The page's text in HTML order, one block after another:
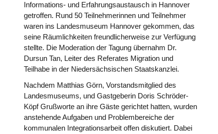
Informations- und Erfahrungsaustausch in Hannover
getroffen. Rund 50 Teilnehmerinnen und Teilnehmer
waren ins Landesmuseum Hannover gekommen, das
seine Räumlichkeiten freundlicherweise zur Verfügung
stellte. Die Moderation der Tagung übernahm Dr.
Dursun Tan, Leiter des Referates Migration und
Teilhabe in der Niedersächsischen Staatskanzlei.
Nachdem Matthias Görn, Vorstandsmitglied des
Landesmuseums, und Gastgeberin Doris Schröder-
Köpf Grußworte an ihre Gäste gerichtet hatten, wurden
anstehende Aufgaben und Problembereiche der
kommunalen Integrationsarbeit offen diskutiert. Dabei